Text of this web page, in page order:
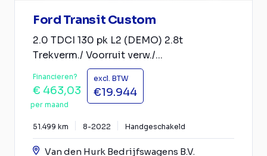
Ford Transit Custom
2.0 TDCI 130 pk L2 (DEMO) 2.8t
Trekverm./ Voorruit verw./...
Financieren?
€ 463,03
per maand
excl. BTW
€19.944
51.499 km 8-2022 Handgeschakeld
Van den Hurk Bedrijfswagens B.V.